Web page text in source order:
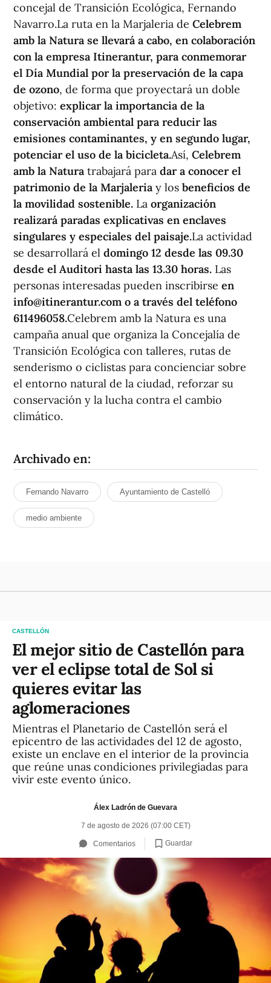
concejal de Transición Ecológica, Fernando
Navarro.La ruta en la Marjaleria de Celebrem
amb la Natura se llevará a cabo, en colaboración
con la empresa Itinerantur, para conmemorar
el Día Mundial por la preservación de la capa
de ozono, de forma que proyectará un doble
objetivo: explicar la importancia de la
conservación ambiental para reducir las
emisiones contaminantes, y en segundo lugar,
potenciar el uso de la bicicleta.Así, Celebrem
amb la Natura trabajará para dar a conocer el
patrimonio de la Marjaleria y los beneficios de
la movilidad sostenible. La organización
realizará paradas explicativas en enclaves
singulares y especiales del paisaje.La actividad
se desarrollará el domingo 12 desde las 09.30
desde el Auditori hasta las 13.30 horas. Las
personas interesadas pueden inscribirse en
info@itinerantur.com o a través del teléfono
611496058.Celebrem amb la Natura es una
campaña anual que organiza la Concejalía de
Transición Ecológica con talleres, rutas de
senderismo o ciclistas para concienciar sobre
el entorno natural de la ciudad, reforzar su
conservación y la lucha contra el cambio
climático.
Archivado en:
Fernando Navarro Ayuntamiento de Castelló
medio ambiente
CASTELLÓN
El mejor sitio de Castellón para
ver el eclipse total de Sol si
quieres evitar las
aglomeraciones
Mientras el Planetario de Castellón será el
epicentro de las actividades del 12 de agosto,
existe un enclave en el interior de la provincia
que reúne unas condiciones privilegiadas para
vivir este evento único.
Álex Ladrón de Guevara
7 de agosto de 2026 (07:00 CET)
Comentarios Guardar